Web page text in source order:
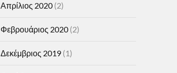
Απρίλιος 2020(2)
Φεβρουάριος 2020(2)
Δεκέμβριος 2019(1)